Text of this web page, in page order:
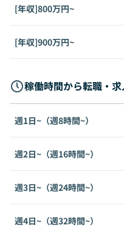
[年収]800万円~
[年収]900万円~
稼働時間から転職・
週1日~（週8時間~）
週2日~（週16時間~）
週3日~（週24時間~）
週4日~（週32時間~）